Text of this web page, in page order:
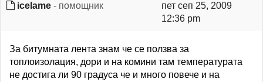
icelame - помощник
пет сеп 25, 2009
12:36 pm
За битумната лента знам че се ползва за
топлоизолация, дори и на комини там температурата
не достига ли 90 градуса че и много повече и на